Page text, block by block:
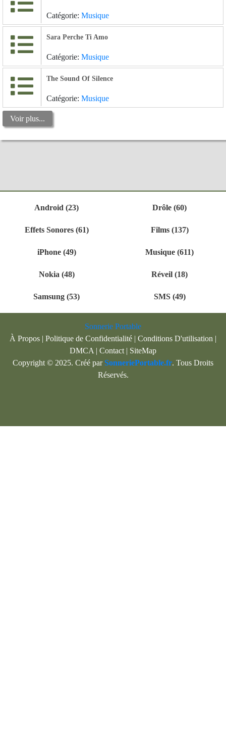
Catégorie: Musique
Sara Perche Ti Amo
Catégorie: Musique
The Sound Of Silence
Catégorie: Musique
Voir plus...
Android (23) Drôle (60)
Effets Sonores (61) Films (137)
iPhone (49) Musique (611)
Nokia (48) Réveil (18)
Samsung (53) SMS (49)
Sonnerie Portable
À Propos | Politique de Confidentialité | Conditions D'utilisation |
DMCA | Contact | SiteMap
Copyright © 2025. Créé parSonneriePortable.fr. Tous Droits
Réservés.